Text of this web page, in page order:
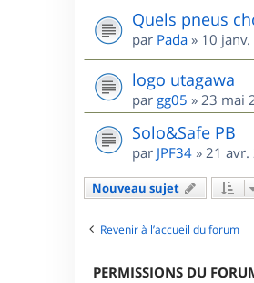
Quels pneus
par Pada » 10
logo utagawa
par gg05 » 23 mai
Solo&Safe PB
par JPF34 » 21 avr.
Nouveau sujet
Revenir à l’accueil du forum
PERMISSIONS DU